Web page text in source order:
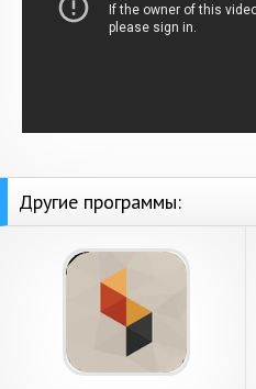
Другие программы: